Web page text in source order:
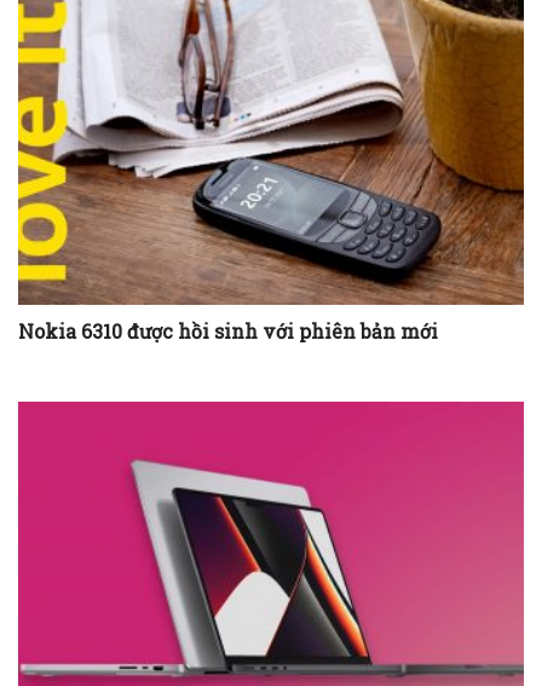
Nokia 6310 được hồi sinh với phiên bản mới